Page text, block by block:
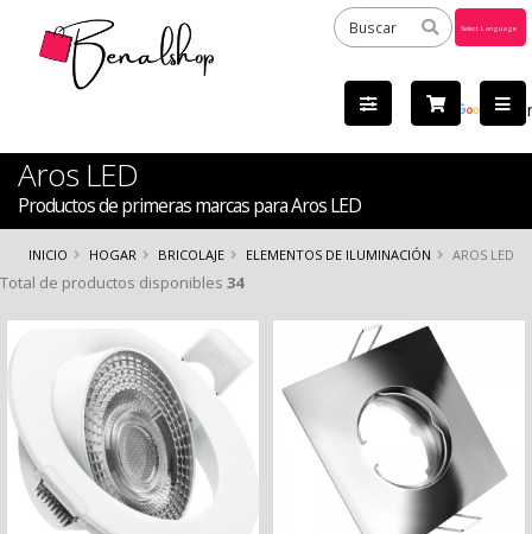
by
Aros LED
Productos de primeras marcas para Aros LED
INICIO HOGAR BRICOLAJE ELEMENTOS DE ILUMINACIÓN AROS LED
Total de productos disponibles 34